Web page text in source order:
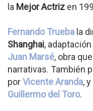
la Mejor Actriz en
Fernando Trueba la
Shanghai,
Juan Marsé, obra
narrativas. También
porVicente Aranda,
Guillermo del Toro.